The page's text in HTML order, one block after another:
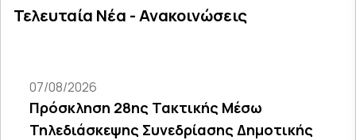
Τελευταία Νέα - Ανακοινώσεις
07/08/2026
Πρόσκληση 28ης Τακτικής Μέσω
Τηλεδιάσκεψης Συνεδρίασης Δημοτικής